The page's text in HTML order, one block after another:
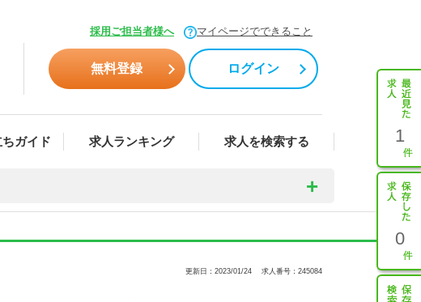
採用ご担当者様へ マイページでできること
無料登録 ログイン
ガイド 求人ランキング 求人を検索する 1
0
更新日：2023/01/24 求人番号：245084